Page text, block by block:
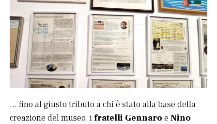
… fino al giusto tributo a chi è stato alla base della
creazione del museo, ifratelli Gennaro e Nino